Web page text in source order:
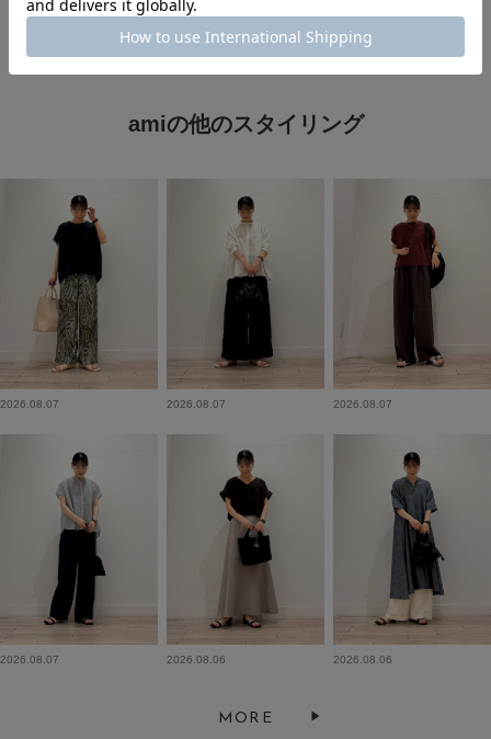
amiの他のスタイリング
2026.08.07 2026.08.07 2026.08.07
2026.08.07 2026.08.06 2026.08.06
MORE